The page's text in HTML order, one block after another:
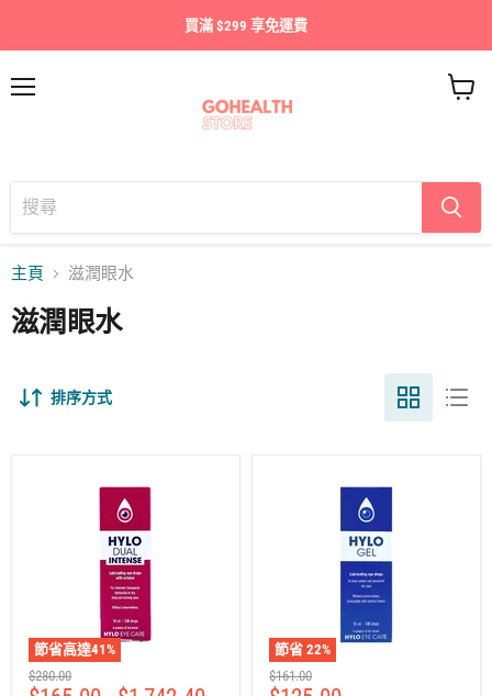
買滿 $299 享免運費
車
主頁 滋潤眼水
滋潤眼水
排序方式
節省高達41%
建
議
$280.00
節省 22%
建
議
$161.00